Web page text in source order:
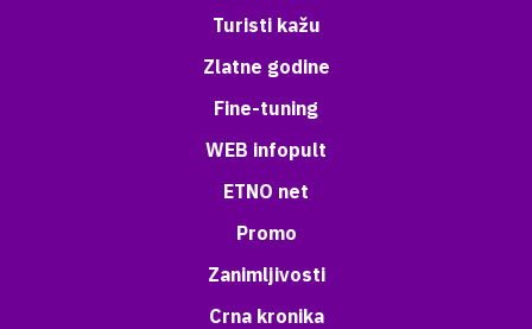
Turisti kažu
Zlatne godine
Fine-tuning
WEB infopult
ETNO net
Promo
Zanimljivosti
Crna kronika